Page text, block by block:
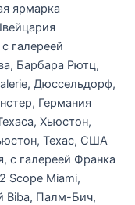
ярмарка
галереей
Барбара Рютц,
Дюссельдорф,
Германия
Хьюстон,
Техас, США
с галереей Франка
Scope Miami,
Biba, Палм-Бич,